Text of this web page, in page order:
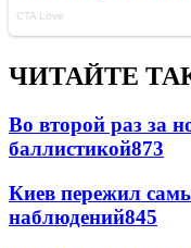
ЧИТАЙТЕ
Во второй раз за
баллистикой873
Киев пережил
наблюдений845